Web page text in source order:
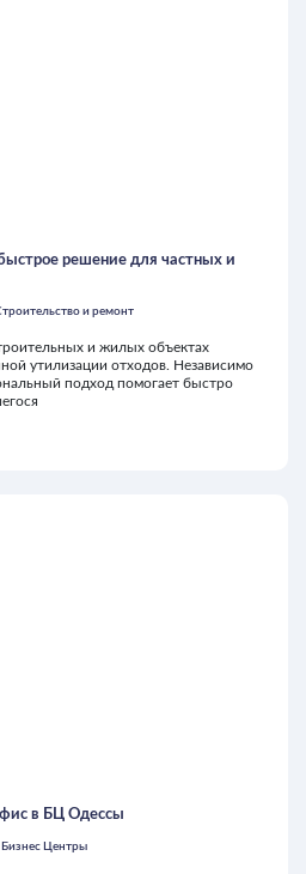
решение для частных и
и ремонт
и жилых объектах
утилизации отходов. Независимо
подход помогает быстро
в БЦ Одессы
Бизнес Центры